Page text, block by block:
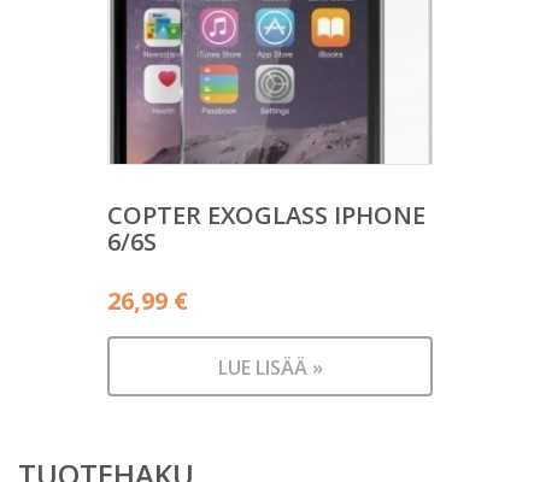
COPTER EXOGLASS IPHONE
6/6S
26,99 €
LUE LISÄÄ »
TUOTEHAKU